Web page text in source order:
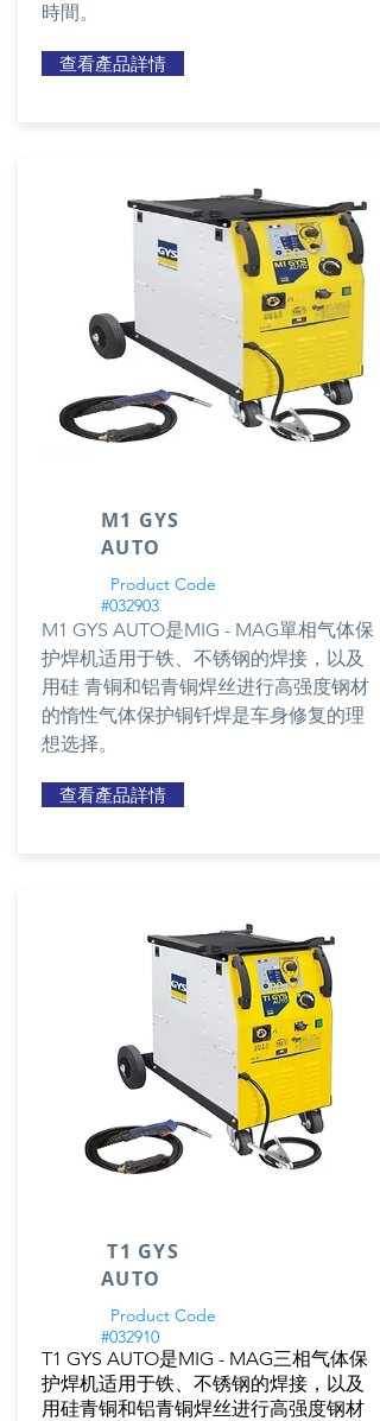
時間。
查看產品詳情
M1 GYS
AUTO
Product Code
#032903
M1 GYS AUTO是MIG - MAG單相气体保
护焊机适用于铁、不锈钢的焊接，以及
用硅 青铜和铝青铜焊丝进行高强度钢材
的惰性气体保护铜钎焊是车身修复的理
想选择。
查看產品詳情
T1 GYS
AUTO
Product Code
#032910
T1 GYS AUTO是MIG - MAG三相气体保
护焊机适用于铁、不锈钢的焊接，以及
用硅青铜和铝青铜焊丝进行高强度钢材